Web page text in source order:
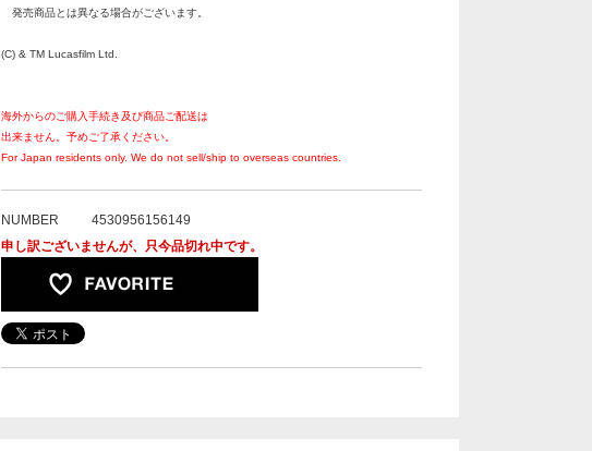
発売商品とは異なる場合がございます。
(C) & TM Lucasfilm Ltd.
海外からのご購入手続き及び商品ご配送は
出来ません。予めご了承ください。
For Japan residents only. We do not sell/ship to overseas countries.
NUMBER
4530956156149
申し訳ございませんが、只今品切れ中です。